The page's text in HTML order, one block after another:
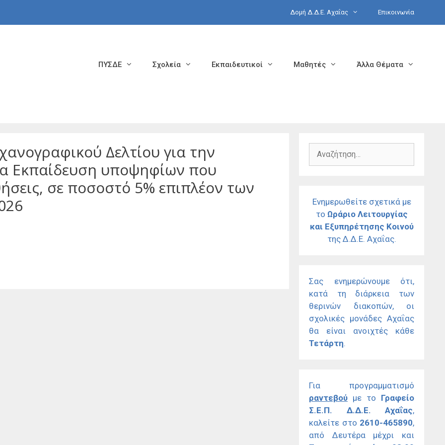
Δομή Δ.Δ.Ε. Αχαΐας Επικοινωνία
ΠΥΣΔΕ Σχολεία Εκπαιδευτικοί Μαθητές Άλλα Θέματα
Δελτίου για την
Εκπαίδευση υποψηφίων που
σε ποσοστό 5% επιπλέον των
Αναζήτηση
Ενημερωθείτε σχετικά με
το Ωράριο Λειτουργίας
και Εξυπηρέτησης Κοινού
της Δ.Δ.Ε. Αχαΐας.
Σας ενημερώνουμε ότι,
κατά τη διάρκεια των
θερινών διακοπών, οι
σχολικές μονάδες Αχαΐας
θα είναι ανοιχτές κάθε
Τετάρτη.
Για προγραμματισμό
ραντεβού με το Γραφείο
Σ.Ε.Π. Δ.Δ.Ε. Αχαΐας,
καλείτε στο 2610-465890,
από Δευτέρα μέχρι και